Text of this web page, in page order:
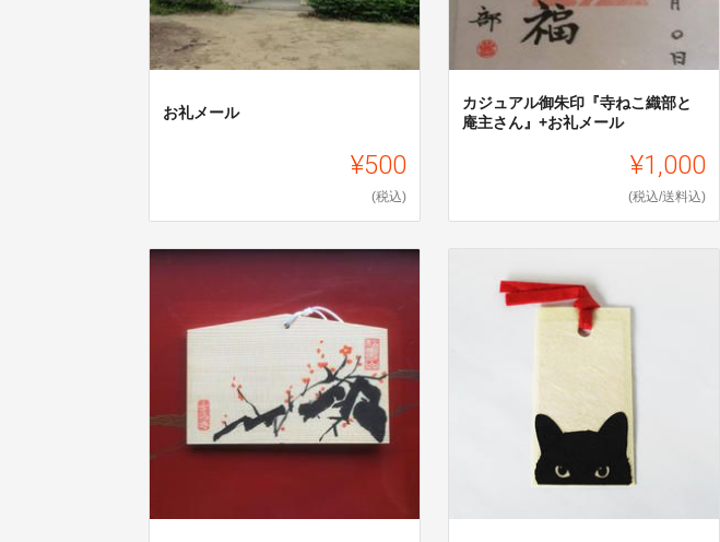
お礼メール
¥500
(税込)
カジュアル御朱印『寺ねこ織部と
庵主さん』+お礼メール
¥1,000
(税込/送料込)